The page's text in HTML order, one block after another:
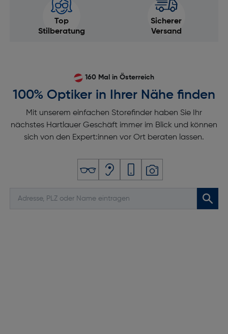
Top
Stilberatung
Sicherer
Versand
160 Mal in Österreich
100% Optiker in Ihrer Nähe finden
Mit unserem einfachen Storefinder haben Sie Ihr
nächstes Hartlauer Geschäft immer im Blick und können
sich von den Expert:innen vor Ort beraten lassen.